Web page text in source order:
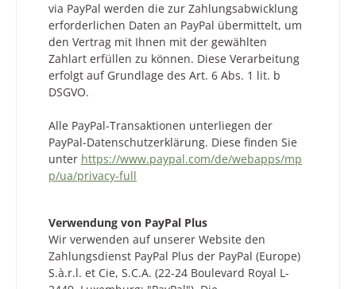
via PayPal werden die zur Zahlungsabwicklung
erforderlichen Daten an PayPal übermittelt, um
den Vertrag mit Ihnen mit der gewählten
Zahlart erfüllen zu können. Diese Verarbeitung
erfolgt auf Grundlage des Art. 6 Abs. 1 lit. b
DSGVO.
Alle PayPal-Transaktionen unterliegen der
PayPal-Datenschutzerklärung. Diese finden Sie
unter https://www.paypal.com/de/webapps/mp
p/ua/privacy-full
Verwendung von PayPal Plus
Wir verwenden auf unserer Website den
Zahlungsdienst PayPal Plus der PayPal (Europe)
S.à.r.l. et Cie, S.C.A. (22-24 Boulevard Royal L-